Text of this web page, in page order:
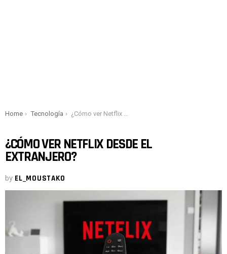
You are here:
Home Tecnología ¿Cómo ver Netflix desde el extranjero?
¿CÓMO VER NETFLIX DESDE EL
EXTRANJERO?
by EL_MOUSTAKO